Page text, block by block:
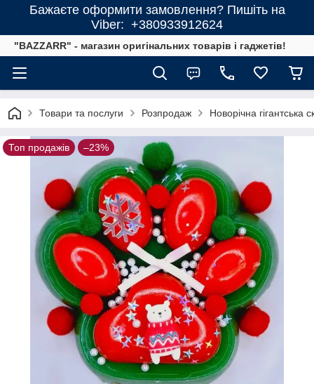
Бажаєте оформити замовлення? Пишіть на
Viber: +380933912624
"BAZZARR" - магазин оригінальних товарів і гаджетів!
Товари та послуги Розпродаж Новорічна
Топ продажів –23%